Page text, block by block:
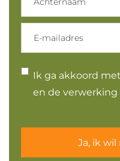
Instemming
Ik ga akkoord
en de